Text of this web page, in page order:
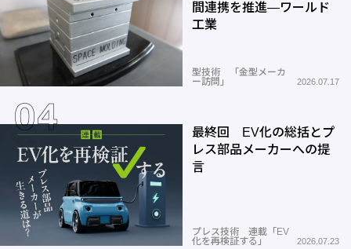
間連携を推進―ワールド
工業
型技術 「金型メーカ
ー訪問」
2026.07.17
最終回 EV化の総括とプ
レス部品メーカーへの提
言
プレス技術 連載「EV
化を再検証する」
2026.07.23